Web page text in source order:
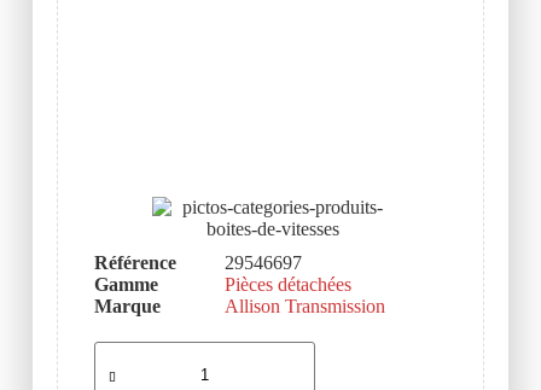
Référence
29546697
Gamme
Pièces détachées
Marque
Allison Transmission